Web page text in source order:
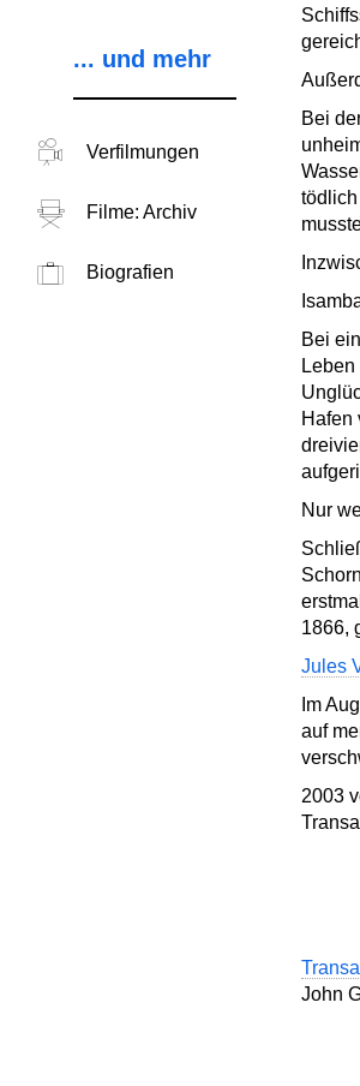
... und mehr
Verfilmungen
Filme: Archiv
Biografien
Bei
tödlich
Bei
Hafen
Nur
1866,
Jules
Im
auf
2003
John